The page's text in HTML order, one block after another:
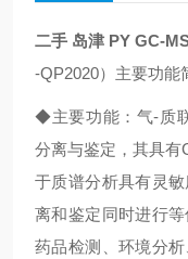
二手 岛津 PY GC-
-QP2020）主要功能
◆主要功能：气-质
分离与鉴定，其具有
于质谱分析具有灵
离和鉴定同时进行等
药品检测、环境分